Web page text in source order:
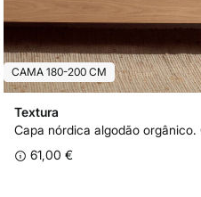
CAMA 180-200 CM
Textura
61,00 €